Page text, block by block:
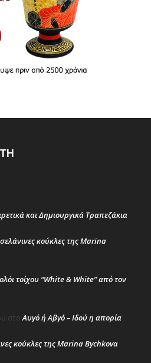
και Δημιουργικά Τραπεζάκια
κούκλες της Marina
τοίχου “White & White” από τον
στοΑυγό ή Αβγό – Ιδού η απορία
κούκλες της Marina Bychkova